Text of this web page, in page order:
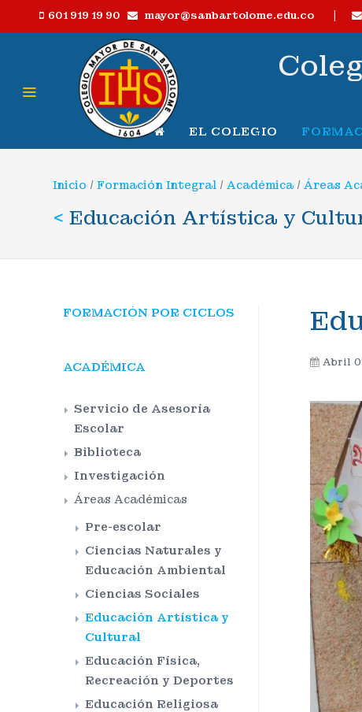
601 919 19 90 mayor@sanbartolome.edu.co |
EL COLEGIO
Inicio /Formación Integral /Académica /Áreas
< Educación Artística y
FORMACIÓN POR CICLOS
ACADÉMICA
Servicio de Asesoría
Escolar
Biblioteca
Investigación
Áreas Académicas
Pre-escolar
Ciencias Naturales y
Educación Ambiental
Ciencias Sociales
Educación Artística y
Cultural
Educación Física,
Recreación y Deportes
Educación Religiosa
Abril